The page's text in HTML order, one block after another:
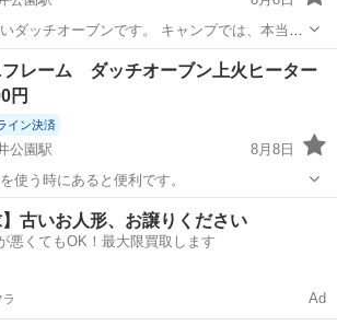
ダッチオーブンです。 キャンプでは、本当に
ャンプには行かないので、これから始める方
。
キッチン家電
レーム ダッチオーブン上火ヒーター
円
イン決済
公園駅
8月8日
使う時にあると便利です。
神井公園駅 キッチン家電
】古いお人形、お譲りください
悪くてもOK！最大限買取します
ラ Ad